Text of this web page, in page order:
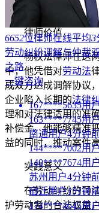
门投诉处理而不予理涉
律师价值
杨权法律师在这
中，他凭借对劳动法
成双方达成调解协议
企业陷入长期的法律
理和对法律适用的准
补偿金。他能够精准
益的同时，推动案件
实践意义
在劳动纠纷的司
护劳动者的合法权益
6652位律师在线平均3
劳动纠纷调解与仲裁
之路
一键咨询
167****5635用
163****7745用
南通用户4分钟
144****7002用
140****7674用
苏州用户4分钟
宿迁用户1分钟
174****4645用